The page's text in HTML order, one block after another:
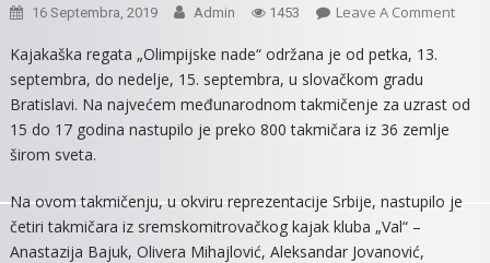
16 Septembra, 2019 Admin 1453 Leave A CommentOn
Kajakaška regata „Olimpijske nade“ održana je od petka, 13.
septembra, do nedelje, 15. septembra, u slovačkom gradu
Bratislavi. Na najvećem međunarodnom takmičenje za uzrast od
15 do 17 godina nastupilo je preko 800 takmičara iz 36 zemlje
širom sveta.
Na ovom takmičenju, u okviru reprezentacije Srbije, nastupilo je
četiri takmičara iz sremskomitrovačkog kajak kluba „Val“ –
Anastazija Bajuk, Olivera Mihajlović, Aleksandar Jovanović,